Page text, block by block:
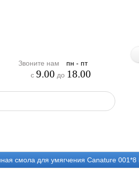
Звоните нам
пн - пт
с 9.00 до 18.00
смола для умягчения Canature 001*8